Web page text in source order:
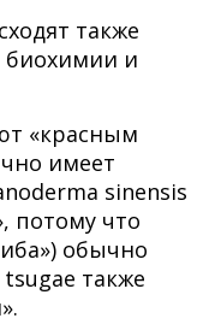
также
биохимии и
«красным
имеет
sinensis
потому что
обычно
также